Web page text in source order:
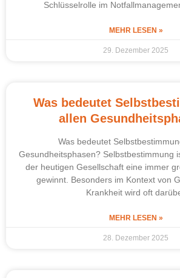
Schlüsselrolle im
MEHR LESEN »
29. Dezember 2025
Was bedeutet
allen
Was bedeutet
Gesundheitsphasen? Selbstbestimmung
der heutigen Gesellschaft eine immer
gewinnt. Besonders im Kontext von
Krankheit wird oft
MEHR LESEN »
28. Dezember 2025